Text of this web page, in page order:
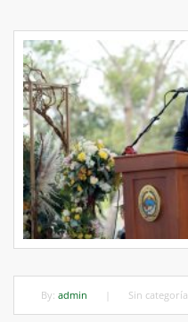
By: admin Sin categoría